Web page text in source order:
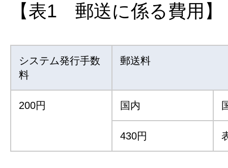
【表1 郵送に係る費用】
システム発行手数
料
郵送料
200円 国内
430円